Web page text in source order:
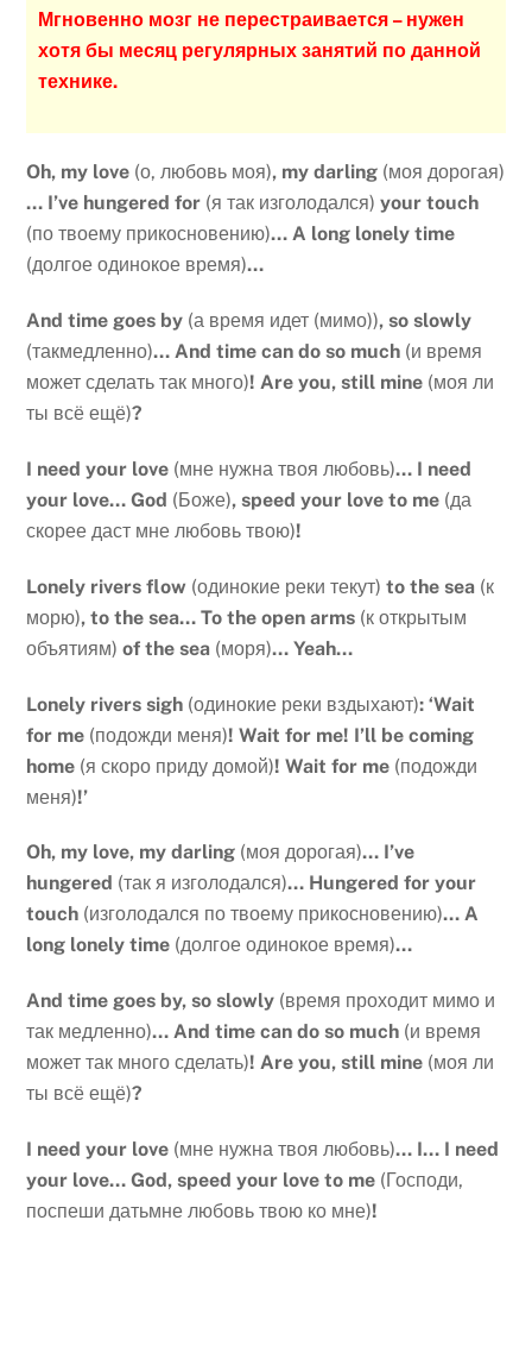
Мгновенно мозг не перестраивается – нужен
хотя бы месяц регулярных занятий по данной
технике.
Oh, my love (о, любовь моя), my darling (моя дорогая)
… I’ve hungered for (я так изголодался) your touch
(по твоему прикосновению)… A long lonely time
(долгое одинокое время)…
And time goes by (а время идет (мимо)), so slowly
(такмедленно)… And time can do so much (и время
может сделать так много)! Are you, still mine (моя ли
ты всё ещё)?
I need your love (мне нужна твоя любовь)… I need
your love… God (Боже), speed your love to me (да
скорее даст мне любовь твою)!
Lonely rivers flow (одинокие реки текут) to the sea (к
морю), to the sea… To the open arms (к открытым
объятиям) of the sea (моря)… Yeah…
Lonely rivers sigh (одинокие реки вздыхают): ‘Wait
for me (подожди меня)! Wait for me! I’ll be coming
home (я скоро приду домой)! Wait for me (подожди
меня)!’
Oh, my love, my darling (моя дорогая)… I’ve
hungered (так я изголодался)… Hungered for your
touch (изголодался по твоему прикосновению)… A
long lonely time (долгое одинокое время)…
And time goes by, so slowly (время проходит мимо и
так медленно)… And time can do so much (и время
может так много сделать)! Are you, still mine (моя ли
ты всё ещё)?
I need your love (мне нужна твоя любовь)… I… I need
your love… God, speed your love to me (Господи,
поспеши датьмне любовь твою ко мне)!